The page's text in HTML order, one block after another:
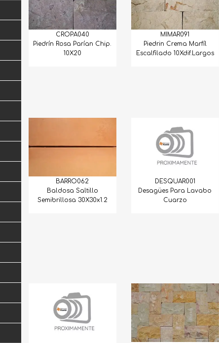
CROPA040
Piedrín Rosa Parían Chip.
10X20
MIMAR091
Piedrin Crema Marfíl
Escalfilado 10Xdif.Largos
BARRO062
Baldosa Saltillo
Semibrillosa 30X30x1.2
DESQUAR001
Desagües Para Lavabo
Cuarzo